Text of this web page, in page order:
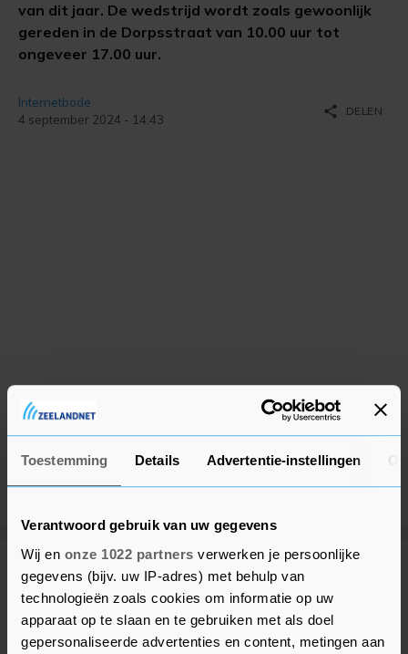
Toestemming Details Advertentie-instellingen
Verantwoord gebruik van uw gegevens
Wij en onze 1022 partners verwerken je persoonlijke
gegevens (bijv. uw IP-adres) met behulp van
technologieën zoals cookies om informatie op uw
apparaat op te slaan en te gebruiken met als doel
gepersonaliseerde advertenties en content, metingen aan
van dit jaar. De wedstrijd wordt zoals gewoonlijk
gereden in de Dorpsstraat van 10.00 uur tot
ongeveer 17.00 uur.
Internetbode
4 september 2024 - 14:43
share DELEN
Meer uit Beveland
Spoedhulp bij medische